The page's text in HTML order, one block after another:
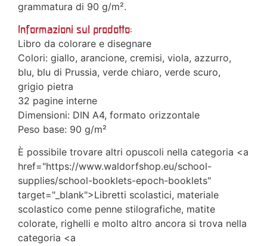
grammatura di 90 g/m².
Informazioni sul prodotto:
Libro da colorare e disegnare
Colori: giallo, arancione, cremisi, viola, azzurro,
blu, blu di Prussia, verde chiaro, verde scuro,
grigio pietra
32 pagine interne
Dimensioni: DIN A4, formato orizzontale
Peso base: 90 g/m²
È possibile trovare altri opuscoli nella categoria <a
href="https://www.waldorfshop.eu/school-
supplies/school-booklets-epoch-booklets"
target="_blank">Libretti scolastici, materiale
scolastico come penne stilografiche, matite
colorate, righelli e molto altro ancora si trova nella
categoria <a